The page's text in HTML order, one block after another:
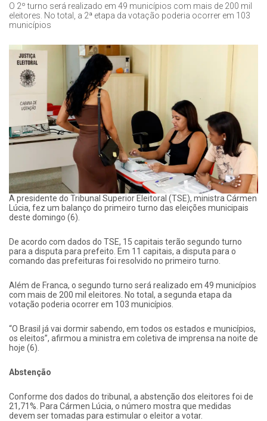
O 2º turno será realizado em 49 municípios com mais de 200 mil
eleitores. No total, a 2ª etapa da votação poderia ocorrer em 103
municípios
A presidente do Tribunal Superior Eleitoral (TSE), ministra Cármen
Lúcia, fez um balanço do primeiro turno das eleições municipais
deste domingo (6).
De acordo com dados do TSE, 15 capitais terão segundo turno
para a disputa para prefeito. Em 11 capitais, a disputa para o
comando das prefeituras foi resolvido no primeiro turno.
Além de Franca, o segundo turno será realizado em 49 municípios
com mais de 200 mil eleitores. No total, a segunda etapa da
votação poderia ocorrer em 103 municípios.
“O Brasil já vai dormir sabendo, em todos os estados e municípios,
os eleitos”, afirmou a ministra em coletiva de imprensa na noite de
hoje (6).
Abstenção
Conforme dos dados do tribunal, a abstenção dos eleitores foi de
21,71%. Para Cármen Lúcia, o número mostra que medidas
devem ser tomadas para estimular o eleitor a votar.